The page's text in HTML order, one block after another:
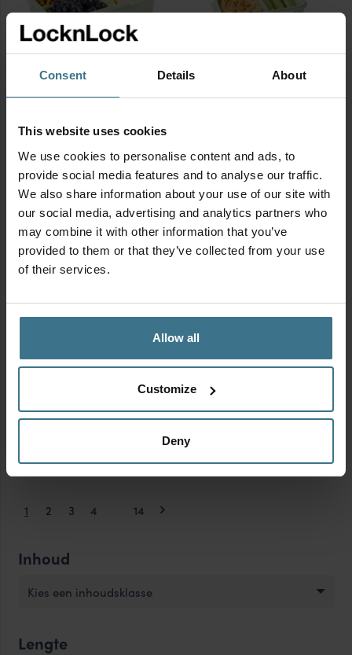
Consent Details About
This website uses cookies
We use cookies to personalise content and ads, to
provide social media features and to analyse our traffic.
We also share information about your use of our site with
our social media, advertising and analytics partners who
may combine it with other information that you’ve
provided to them or that they’ve collected from your use
of their services.
Allow all
Customize
Deny
Inhoud
Kies een inhoudsklasse
Lengte
Afmetingen:
23.2 × 16.5 × 6.9
BPA vrij
€8.95
BPA vrij
€4.95
Yoghurt beker | Muesli
Afmetingen:10.5 × 9.9 × 21.3
€11.95
Yoghurt beker | Muesli
ml + 310 ml – Roze
Afmetingen:10.5 × 9.9 × 17.7
€9.95
1 2 3 4 14